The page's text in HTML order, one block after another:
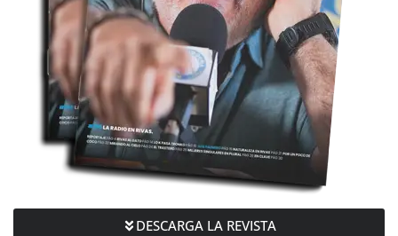
DESCARGA LA REVISTA